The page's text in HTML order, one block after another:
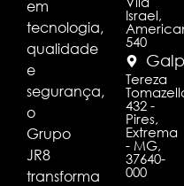
em
tecnologia,
qualidade
e
segurança,
o
Grupo
JR8
transforma
Israel,
540
Tereza
432 -
Pires,
Extrema
- MG,
37640-
000